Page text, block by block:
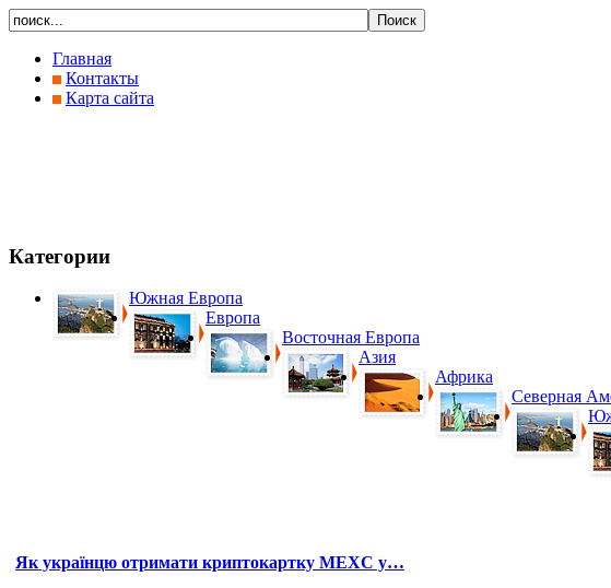
Главная
Контакты
Карта сайта
Категории
Южная Европа
Европа
Восточная Европа
Азия
Африка
Северная
Як українцю отримати криптокартку MEXC у…